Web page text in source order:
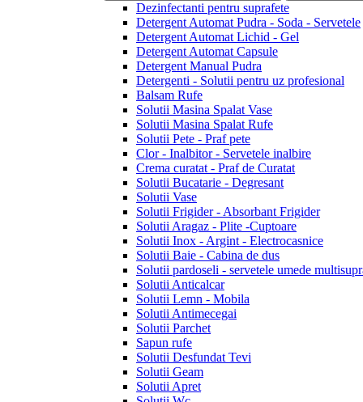
Dezinfectanti pentru suprafete
Detergent Automat Pudra - Soda - Servetele
Detergent Automat Lichid - Gel
Detergent Automat Capsule
Detergent Manual Pudra
Detergenti - Solutii pentru uz profesional
Balsam Rufe
Solutii Masina Spalat Vase
Solutii Masina Spalat Rufe
Solutii Pete - Praf pete
Clor - Inalbitor - Servetele inalbire
Crema curatat - Praf de Curatat
Solutii Bucatarie - Degresant
Solutii Vase
Solutii Frigider - Absorbant Frigider
Solutii Aragaz - Plite -Cuptoare
Solutii Inox - Argint - Electrocasnice
Solutii Baie - Cabina de dus
Solutii pardoseli - servetele umede
Solutii Anticalcar
Solutii Lemn - Mobila
Solutii Antimecegai
Solutii Parchet
Sapun rufe
Solutii Desfundat Tevi
Solutii Geam
Solutii Apret